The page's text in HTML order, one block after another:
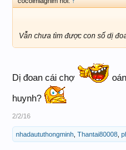
Vẫn chưa tìm được con số dị
Dị đoan cái chợ
huynh?
2/2/16
nhadaututhongminh Thantai80008